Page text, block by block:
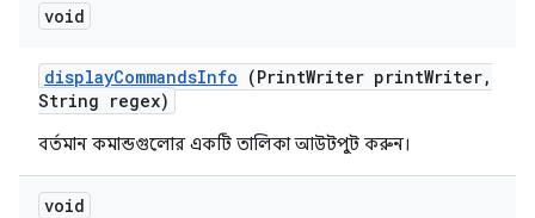
void
displayCommandsInfo (PrintWriter printWriter,
String regex)
বর্তমান কমান্ডগুলোর একটি তালিকা আউটপুট করুন।
void